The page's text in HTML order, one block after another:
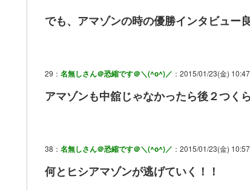
でも、アマゾンの時の優勝インタビュー
29： 名無しさん＠恐縮です＠＼(^o^)／ ：2015/01/23(金)
アマゾンも中舘じゃなかったら後２つく
38： 名無しさん＠恐縮です＠＼(^o^)／ ：2015/01/23(金)
何とヒシアマゾンが逃げていく！！